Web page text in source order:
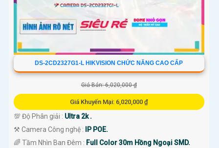
DS-2CD2327G1-L HIKVISION CHỨC NĂNG CAO CẤP
Giá Bán: 6,020,000 ₫
Giá Khuyến Mại: 6,020,000 ₫
💯 Độ Phân giải : Ultra 2k .
⚒ Camera Công nghệ :
IP POE.
🌈 Tầm Nhìn Ban Đêm : Full Color 30m Hồng Ngoại SMD.